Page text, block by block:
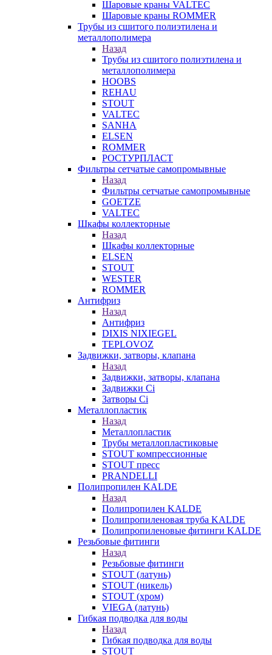
Шаровые краны VALTEC
Шаровые краны ROMMER
Трубы из сшитого полиэтилена и
металлополимера
Назад
Трубы из сшитого полиэтилена и
металлополимера
HOOBS
REHAU
STOUT
VALTEC
SANHA
ELSEN
ROMMER
РОСТУРПЛАСТ
Фильтры сетчатые самопромывные
Назад
Фильтры сетчатые самопромывные
GOETZE
VALTEC
Шкафы коллекторные
Назад
Шкафы коллекторные
ELSEN
STOUT
WESTER
ROMMER
Антифриз
Назад
Антифриз
DIXIS NIXIEGEL
TEPLOVOZ
Задвижки, затворы, клапана
Назад
Задвижки, затворы, клапана
Задвижки Ci
Затворы Ci
Металлопластик
Назад
Металлопластик
Трубы металлопластиковые
STOUT компрессионные
STOUT пресс
PRANDELLI
Полипропилен KALDE
Назад
Полипропилен KALDE
Полипропиленовая труба KALDE
Полипропиленовые фитинги KALDE
Резьбовые фитинги
Назад
Резьбовые фитинги
STOUT (латунь)
STOUT (никель)
STOUT (хром)
VIEGA (латунь)
Гибкая подводка для воды
Назад
Гибкая подводка для воды
STOUT